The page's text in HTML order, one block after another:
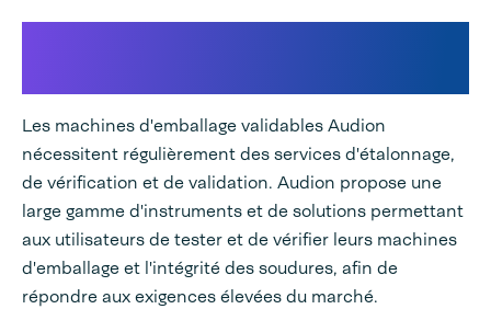
Les machines d'emballage validables Audion
nécessitent régulièrement des services d'étalonnage,
de vérification et de validation. Audion propose une
large gamme d'instruments et de solutions permettant
aux utilisateurs de tester et de vérifier leurs machines
d'emballage et l'intégrité des soudures, afin de
répondre aux exigences élevées du marché.